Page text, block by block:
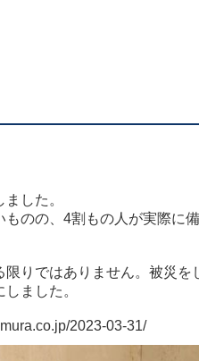
した。
のの、4割もの人が実際に
りではありません。被災を
ました。
2023-03-31/